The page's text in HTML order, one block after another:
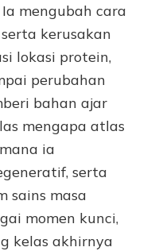
mengubah cara
kerusakan
lokasi protein,
perubahan
bahan ajar
mengapa atlas
ia
serta
sains masa
momen kunci,
kelas akhirnya